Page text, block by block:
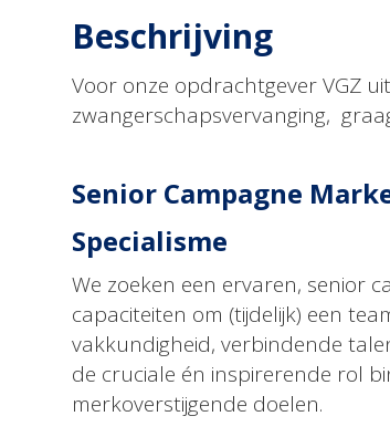
Beschrijving
Voor onze opdrachtgever VGZ
zwangerschapsvervanging,
Senior Campagne
Specialisme
We zoeken een ervaren, senior
capaciteiten om (tijdelijk) een
vakkundigheid, verbindende
de cruciale én inspirerende rol
merkoverstijgende doelen.